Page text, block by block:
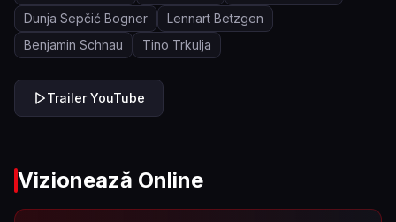
Dunja Sepčić Bogner
Lennart Betzgen
Benjamin Schnau
Tino Trkulja
Trailer YouTube
Vizionează Online